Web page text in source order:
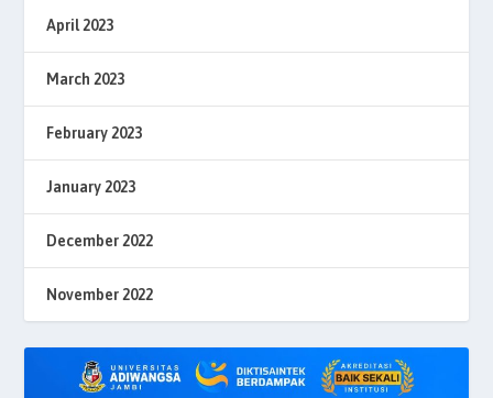
April 2023
March 2023
February 2023
January 2023
December 2022
November 2022